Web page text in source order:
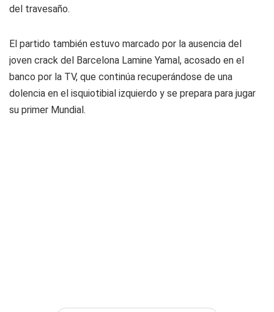
del travesaño.
El partido también estuvo marcado por la ausencia del
joven crack del Barcelona Lamine Yamal, acosado en el
banco por la TV, que continúa recuperándose de una
dolencia en el isquiotibial izquierdo y se prepara para jugar
su primer Mundial.